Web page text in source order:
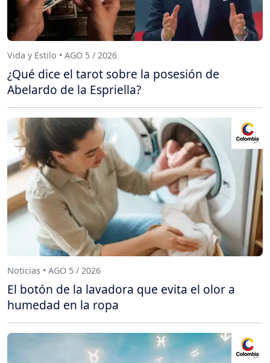
Vida y Estilo • AGO 5 / 2026
¿Qué dice el tarot sobre la posesión de
Abelardo de la Espriella?
Noticias • AGO 5 / 2026
El botón de la lavadora que evita el olor a
humedad en la ropa